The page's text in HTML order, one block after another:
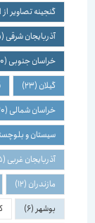
گنجینه تصاویر از
آذربایجان شرقی(55)
خراسان جنوبی(30)
گیلان(23)
خراسان شمالی(20)
سیستان و بلوچستان
آذربایجان غربی(15)
مازندران(12)
بوشهر(6)